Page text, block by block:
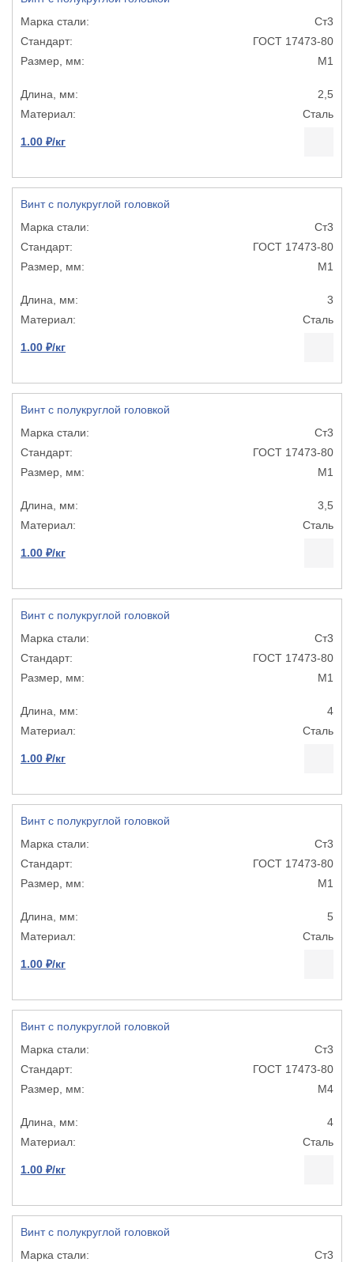
Ст3
ГОСТ 17473-80
М1
2,5
Сталь
1.00 ₽/кг
Винт с полукруглой головкой
Ст3
ГОСТ 17473-80
М1
3
Сталь
1.00 ₽/кг
Винт с полукруглой головкой
Ст3
ГОСТ 17473-80
М1
3,5
Сталь
1.00 ₽/кг
Винт с полукруглой головкой
Ст3
ГОСТ 17473-80
М1
4
Сталь
1.00 ₽/кг
Винт с полукруглой головкой
Ст3
ГОСТ 17473-80
М1
5
Сталь
1.00 ₽/кг
Винт с полукруглой головкой
Ст3
ГОСТ 17473-80
М4
4
Сталь
1.00 ₽/кг
Винт с полукруглой головкой
Ст3